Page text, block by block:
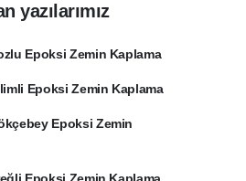
yazılarımız
Epoksi Zemin Kaplama
Epoksi Zemin Kaplama
Epoksi Zemin